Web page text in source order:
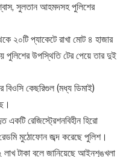
সুলতান আহমদসহ পুলিশের
২০টি প্যাকেটে রাখা মোট ৪ হাজার
পুলিশের উপস্থিতি টের পেয়ে তার দুই
বিওসি কেছরিগুল (মধ্য ডিমাই)
একটি রেজিস্ট্রেশনবিহীন হিরো
মুঠোফোন জব্দ করেছে পুলিশ।
টাকা বলে জানিয়েছে আইনশৃঙ্খলা